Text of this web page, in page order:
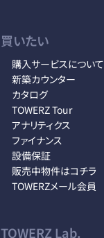
買いたい
購入サービスについて
新築カウンター
カタログ
TOWERZ Tour
アナリティクス
ファイナンス
設備保証
販売中物件はコチラ
TOWERZメール会員
TOWERZ Lab.